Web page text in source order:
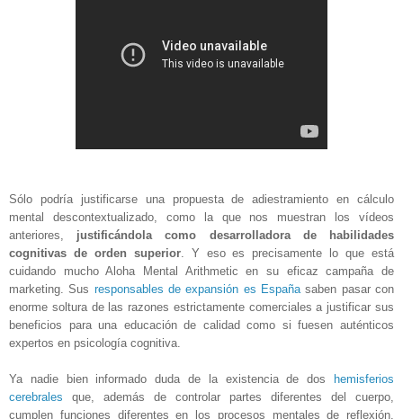
Sólo podría justificarse una propuesta de adiestramiento en cálculo
mental descontextualizado, como la que nos muestran los vídeos
anteriores, justificándola como desarrolladora de habilidades
cognitivas de orden superior. Y eso es precisamente lo que está
cuidando mucho Aloha Mental Arithmetic en su eficaz campaña de
marketing. Sus responsables de expansión es Españasaben pasar con
enorme soltura de las razones estrictamente comerciales a justificar sus
beneficios para una educación de calidad como si fuesen auténticos
expertos en psicología cognitiva.
Ya nadie bien informado duda de la existencia de dos
hemisferios
cerebrales que, además de controlar partes diferentes del cuerpo,
cumplen funciones diferentes en los procesos mentales de reflexión,